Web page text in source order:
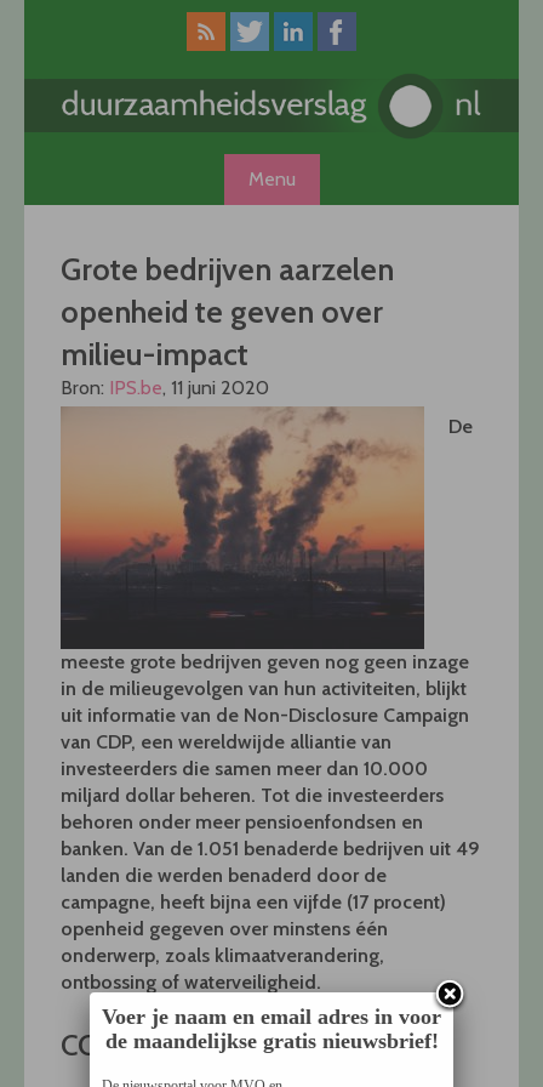
Menu
Grote bedrijven aarzelen
openheid te geven over
milieu-impact
Bron: IPS.be, 11 juni 2020
De
meeste grote bedrijven geven nog geen inzage
in de milieugevolgen van hun activiteiten, blijkt
uit informatie van de Non-Disclosure Campaign
van CDP, een wereldwijde alliantie van
investeerders die samen meer dan 10.000
miljard dollar beheren. Tot die investeerders
behoren onder meer pensioenfondsen en
banken. Van de 1.051 benaderde bedrijven uit 49
landen die werden benaderd door de
campagne, heeft bijna een vijfde (17 procent)
openheid gegeven over minstens één
onderwerp, zoals klimaatverandering,
ontbossing of waterveiligheid.
CO2-uitstoot
Voer je naam en email adres in voor
de maandelijkse gratis nieuwsbrief!